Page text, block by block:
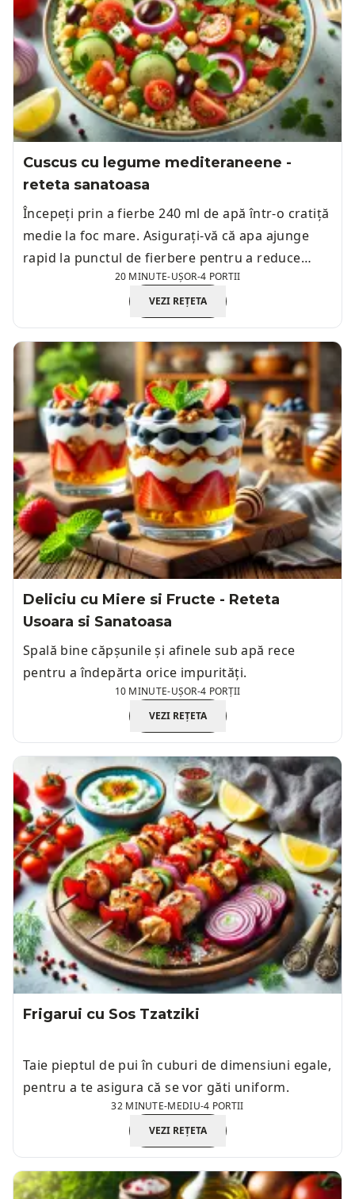
Cuscus cu legume mediteraneene -
reteta sanatoasa
Începeți prin a fierbe 240 ml de apă într-o cratiță
medie la foc mare. Asigurați-vă că apa ajunge
rapid la punctul de fierbere pentru a reduce
timpul de preparare.
20 MINUTE-UȘOR-4 PORTII
VEZI REȚETA
Deliciu cu Miere si Fructe - Reteta
Usoara si Sanatoasa
Spală bine căpșunile și afinele sub apă rece
pentru a îndepărta orice impurități.
10 MINUTE-UȘOR-4 PORȚII
VEZI REȚETA
Frigarui cu Sos Tzatziki
Taie pieptul de pui în cuburi de dimensiuni egale,
pentru a te asigura că se vor găti uniform.
32 MINUTE-MEDIU-4 PORTII
VEZI REȚETA